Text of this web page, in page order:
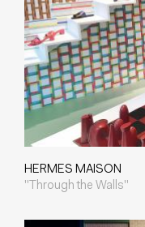
HERMES MAISON
"Through the Walls"